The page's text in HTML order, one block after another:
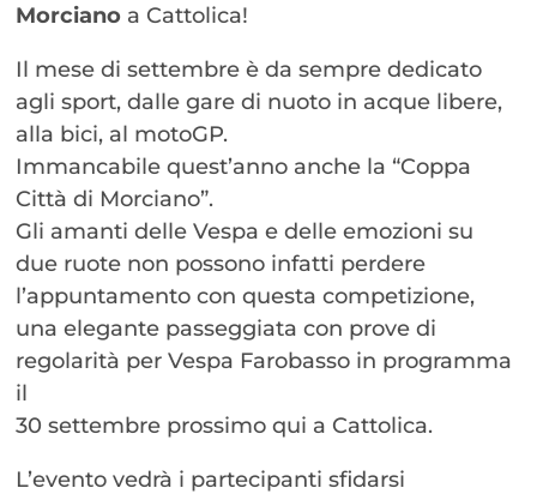
Morciano a Cattolica!
Il mese di settembre è da sempre dedicato
agli sport, dalle gare di nuoto in acque libere,
alla bici, al motoGP.
Immancabile quest’anno anche la “Coppa
Città di Morciano”.
Gli amanti delle Vespa e delle emozioni su
due ruote non possono infatti perdere
l’appuntamento con questa competizione,
una elegante passeggiata con prove di
regolarità per Vespa Farobasso in programma
il
30 settembre prossimo qui a Cattolica.
L’evento vedrà i partecipanti sfidarsi